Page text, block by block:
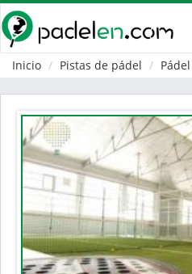
Inicio
Pistas de pádel